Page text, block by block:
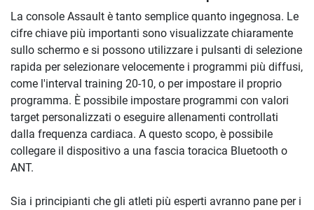
La console Assault è tanto semplice quanto ingegnosa. Le
cifre chiave più importanti sono visualizzate chiaramente
sullo schermo e si possono utilizzare i pulsanti di selezione
rapida per selezionare velocemente i programmi più diffusi,
come l'interval training 20-10, o per impostare il proprio
programma. È possibile impostare programmi con valori
target personalizzati o eseguire allenamenti controllati
dalla frequenza cardiaca. A questo scopo, è possibile
collegare il dispositivo a una fascia toracica Bluetooth o
ANT.
Sia i principianti che gli atleti più esperti avranno pane per i